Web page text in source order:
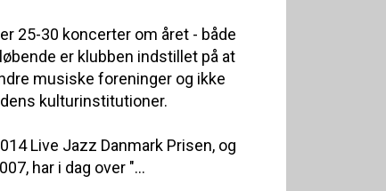
25-30 koncerter om året - både
er klubben indstillet på at
musiske foreninger og ikke
kulturinstitutioner.
Live Jazz Danmark Prisen, og
har i dag over "...